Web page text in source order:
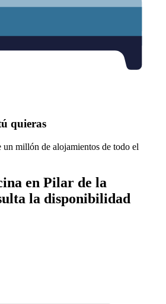
quieras
un millón de alojamientos de todo el
en Pilar de la
la disponibilidad